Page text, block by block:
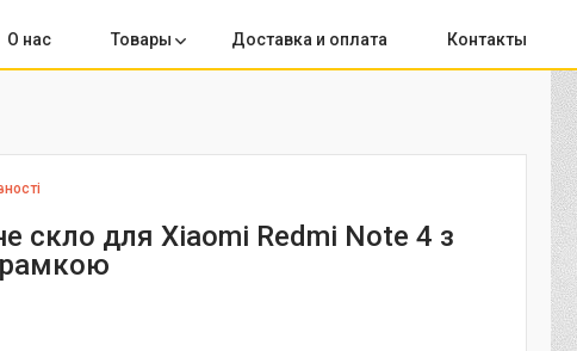
О нас Товары Доставка и оплата Контакты
скло для Xiaomi Redmi Note 4 з